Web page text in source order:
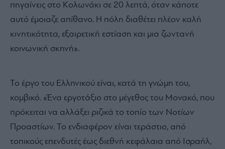
πηγαίνεις στο Κολωνάκι σε 20 λεπτά, όταν κάποτε
αυτό έμοιαζε απίθανο. Η πόλη διαθέτει πλέον καλή
κινητικότητα, εξαιρετική εστίαση και μια ζωντανή
κοινωνική σκηνή».
Το έργο του Ελληνικού είναι, κατά τη γνώμη του,
κομβικό. «Ένα εργοτάξιο στο μέγεθος του Μονακό, που
πρόκειται να αλλάξει ριζικά το τοπίο των Νοτίων
Προαστίων. Το ενδιαφέρον είναι τεράστιο, από
τοπικούς επενδυτές έως διεθνή κεφάλαια από Ισραήλ,